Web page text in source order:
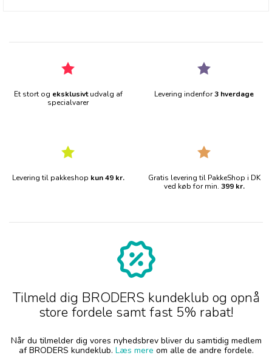
Et stort og eksklusivtudvalg af
specialvarer
Levering indenfor3 hverdage
Levering til pakkeshop kun 49 kr.
Gratis levering til PakkeShop i DK
ved køb for min. 399 kr.
Tilmeld dig BRODERS kundeklub og opnå
store fordele samt fast 5% rabat!
Når du tilmelder dig vores nyhedsbrev bliver du samtidig medlem
af BRODERS kundeklub. Læs mere om alle de andre fordele.